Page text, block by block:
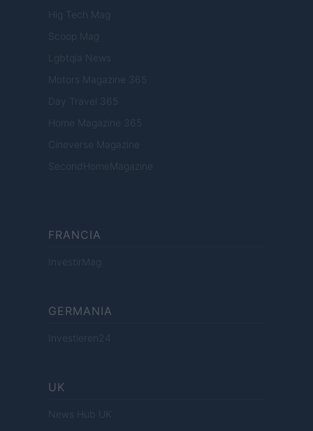
Hig Tech Mag
Scoop Mag
Lgbtqia News
Motors Magazine 365
Day Travel 365
Home Magazine 365
Cineverse Magazine
SecondHomeMagazine
FRANCIA
InvestirMag
GERMANIA
Investieren24
UK
News Hub UK